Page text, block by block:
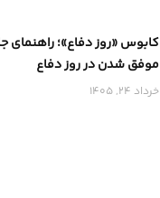
کابوس «روز دفاع»؛ راهنمای
موفق شدن در روز دفاع
خرداد 24, 1405